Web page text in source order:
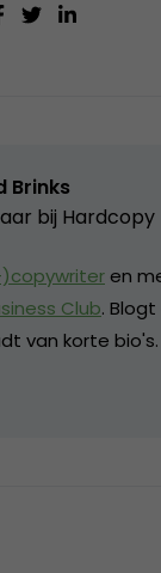
Brinks
bij Hardcopy
)copywriter en
Club.
van korte bio's.